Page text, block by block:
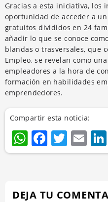
Gracias a esta iniciativa, los
oportunidad de acceder a
gratuitos divididos en 24
añadir lo que se conoce
blandas o trasversales, que
Empleo, se revelan como
empleadores a la hora de
formación en habilidades
emprendedores.
Compartir esta noticia:
WhatsApp
DEJA TU